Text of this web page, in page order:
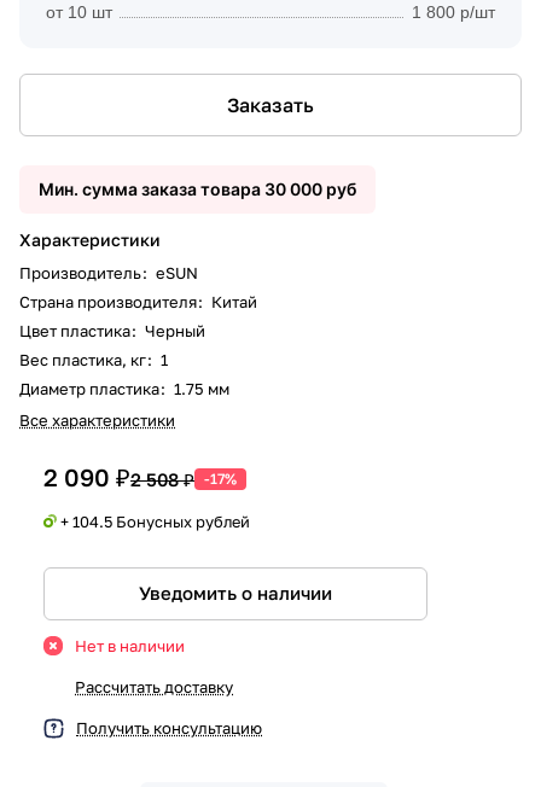
от 10 шт
1 800 р/шт
Заказать
Мин. сумма заказа товара 30 000 руб
Характеристики
Производитель: eSUN
Страна производителя: Китай
Цвет пластика: Черный
Вес пластика, кг: 1
Диаметр пластика: 1.75 мм
Все характеристики
2 090 ₽2 508 ₽ -17%
+ 104.5 Бонусных рублей
Уведомить о наличии
Нет в наличии
Рассчитать доставку
Получить консультацию